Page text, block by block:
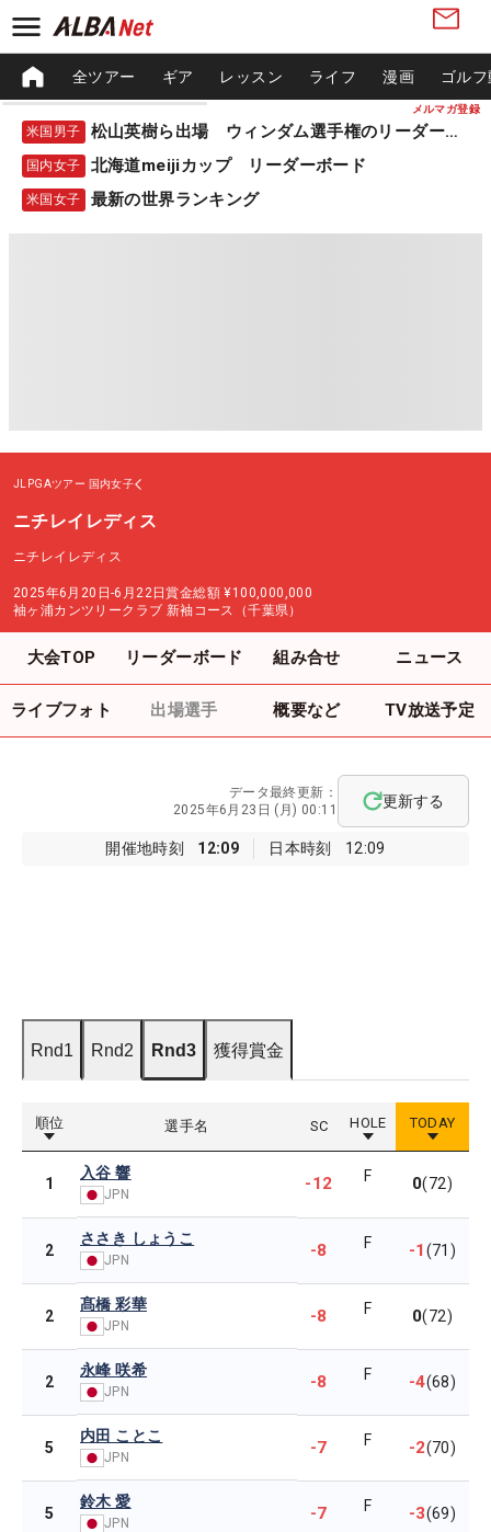
メルマガ登録
全ツアー ギア レッスン ライフ 漫画 ゴル
米国男子 松山英樹ら出場 ウィンダム選手権のリーダーボード
国内女子 北海道meijiカップ リーダーボード
米国女子 最新の世界ランキング
JLPGAツアー 国内女子
ニチレイレディス
ニチレイレディス
2025年6月20日-6月22日賞金総額 ¥100,000,000
袖ヶ浦カンツリークラブ 新袖コース（千葉県）
大会TOP リーダーボード 組み合せ ニュース
ライブフォト 出場選手 概要など TV放送予定
開催地時刻 12:09 日本時刻 12:09
データ最終更新：
2025年6月23日 (月) 00:11
更新する
Rnd1 Rnd2 Rnd3 獲得賞金
順位 選手名 SC HOLE TODAY
1
入谷 響
JPN
-12 F 0(72)
2
ささき しょうこ
JPN -8 F -1(71)
2
髙橋 彩華
JPN -8 F 0(72)
2
永峰 咲希
JPN -8 F -4(68)
5
内田 ことこ
JPN -7 F -2(70)
5
鈴木 愛
JPN -7 F -3(69)